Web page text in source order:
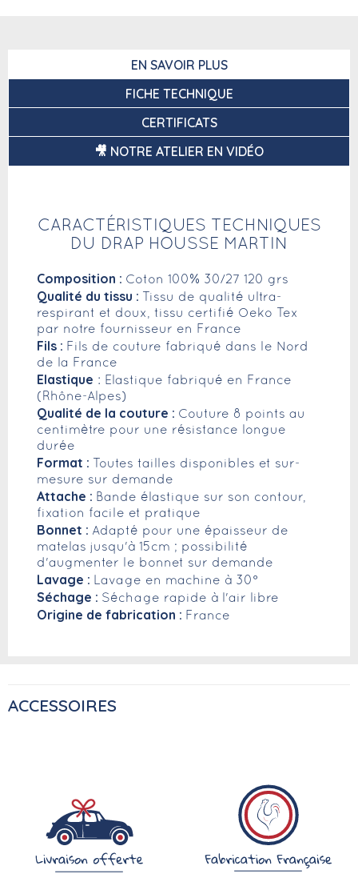
EN SAVOIR PLUS
FICHE TECHNIQUE
CERTIFICATS
🎥 NOTRE ATELIER EN VIDÉO
CARACTÉRISTIQUES TECHNIQUES
DU DRAP HOUSSE MARTIN
Composition : Coton 100% 30/27 120 grs
Qualité du tissu :
Tissu de qualité ultra-
respirant et doux, tissu certifié Oeko Tex
par notre fournisseur en France
Fils : Fils de couture fabriqué dans le Nord
de la France
Elastique : Elastique fabriqué en France
(Rhône-Alpes)
Qualité de la couture : Couture 8 points au
centimètre pour une résistance longue
durée
Format :
Toutes tailles disponibles et sur-
mesure sur demande
Attache : Bande élastique sur son contour,
fixation facile et pratique
Bonnet : Adapté pour une épaisseur de
matelas jusqu'à 15cm ; possibilité
d'augmenter le bonnet sur demande
Lavage : Lavage en machine à 30°
Séchage : Séchage rapide à l'air libre
Origine de fabrication : France
ACCESSOIRES